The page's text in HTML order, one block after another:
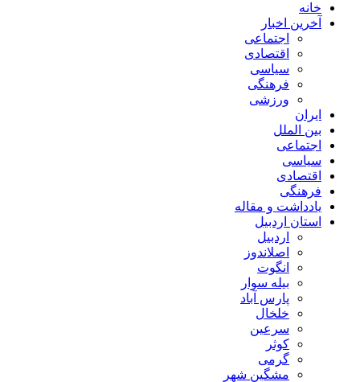
خانه
آخرین اخبار
اجتماعی
اقتصادی
سیاسی
فرهنگی
ورزشی
ایران
بین الملل
اجتماعی
سیاسی
اقتصادی
فرهنگی
یادداشت و مقاله
استان اردبیل
اردبیل
اصلاندوز
انگوت
بیله سوار
پارس آباد
خلخال
سرعین
کوثر
گرمی
مشگین شهر